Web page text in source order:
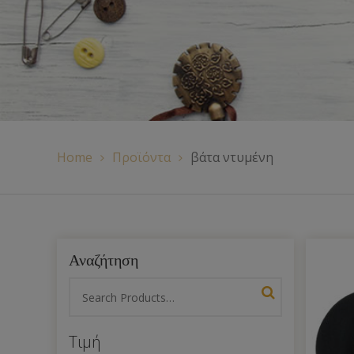
Χερούλια Τσάντας
Ιμάντες
Πλέγματα
Home Προϊόντα βάτα ντυμένη
Αναζήτηση
Τιμή